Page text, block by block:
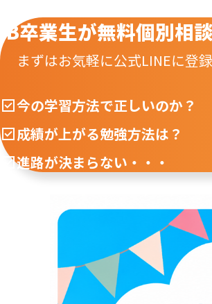
IB卒業生が無料個別相
まずはお気軽に公式LINEに登
今の学習方法で正しいのか？
成績が上がる勉強方法は？
進路が決まらない・・・